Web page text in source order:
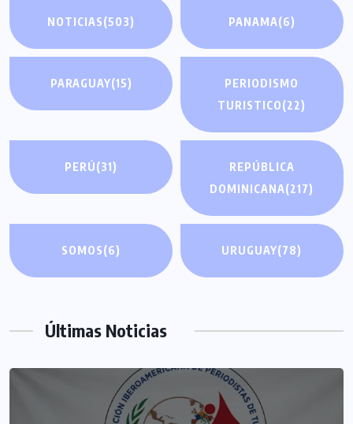
NOTICIAS(503) PANAMA(6)
PARAGUAY(15)
PERIODISMO
TURISTICO(22)
PERÚ(31)
REPÚBLICA
DOMINICANA(217)
SOMOS(6) URUGUAY(78)
Últimas Noticias